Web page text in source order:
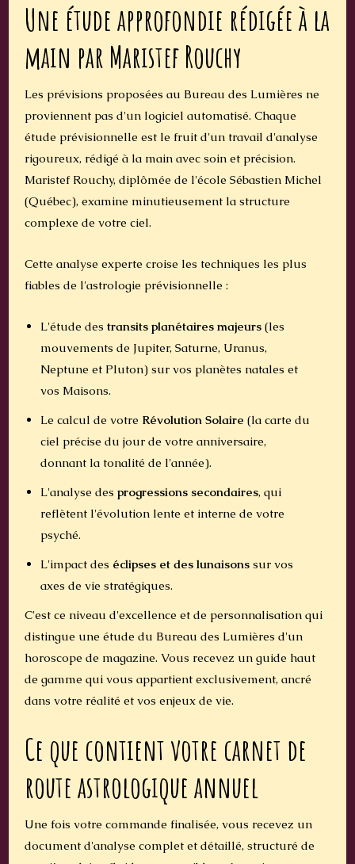
Une étude approfondie rédigée à la
main par Maristef Rouchy
Les prévisions proposées au Bureau des Lumières ne
proviennent pas d'un logiciel automatisé. Chaque
étude prévisionnelle est le fruit d'un travail d'analyse
rigoureux, rédigé à la main avec soin et précision.
Maristef Rouchy, diplômée de l'école Sébastien Michel
(Québec), examine minutieusement la structure
complexe de votre ciel.
Cette analyse experte croise les techniques les plus
fiables de l'astrologie prévisionnelle :
L'étude destransits planétaires majeurs (les
mouvements de Jupiter, Saturne, Uranus,
Neptune et Pluton) sur vos planètes natales et
vos Maisons.
Le calcul de votre Révolution Solaire (la carte du
ciel précise du jour de votre anniversaire,
donnant la tonalité de l'année).
L'analyse desprogressions secondaires, qui
reflètent l'évolution lente et interne de votre
psyché.
L'impact des éclipses et des lunaisons sur vos
axes de vie stratégiques.
C'est ce niveau d'excellence et de personnalisation qui
distingue une étude du Bureau des Lumières d'un
horoscope de magazine. Vous recevez un guide haut
de gamme qui vous appartient exclusivement, ancré
dans votre réalité et vos enjeux de vie.
Ce que contient votre carnet de
route astrologique annuel
Une fois votre commande finalisée, vous recevez un
document d'analyse complet et détaillé, structuré de